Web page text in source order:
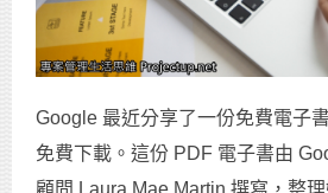
Google 最近分享了一份免費電子
免費下載。這份 PDF 電子書由
顧問 Laura Mae Martin 撰寫，整